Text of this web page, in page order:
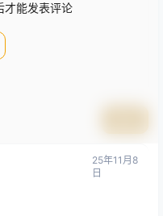
才能发表评论
25年11月8
日